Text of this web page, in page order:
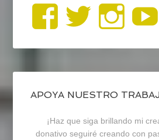
Ver
perfil
de
en
Ver
perfil
de
en
Ver
de
en
APOYA NUESTRO
¡Haz que siga brillando mi
donativo seguiré creando con